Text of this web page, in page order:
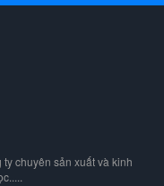
chuyên sản xuất và kinh